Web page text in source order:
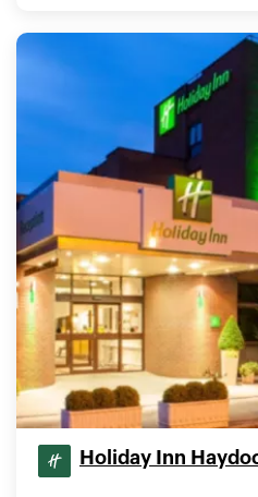
Holiday Inn